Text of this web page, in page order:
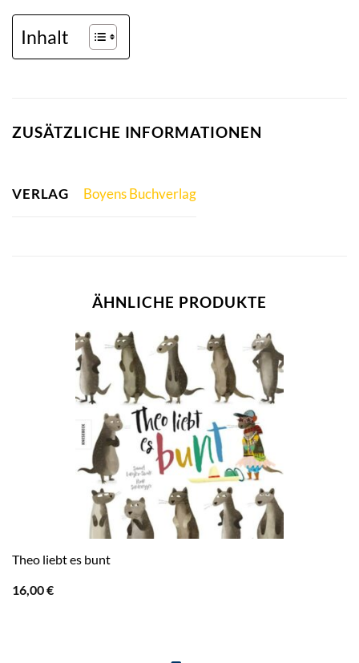
Inhalt
ZUSÄTZLICHE INFORMATIONEN
VERLAG Boyens Buchverlag
ÄHNLICHE PRODUKTE
Theo liebt es bunt
16,00€